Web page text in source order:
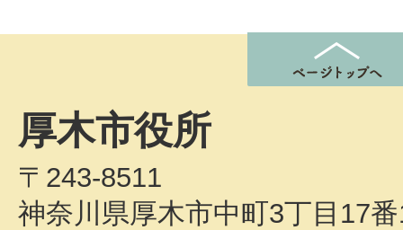
厚木市役所
〒243-8511
神奈川県厚木市中町3丁目17